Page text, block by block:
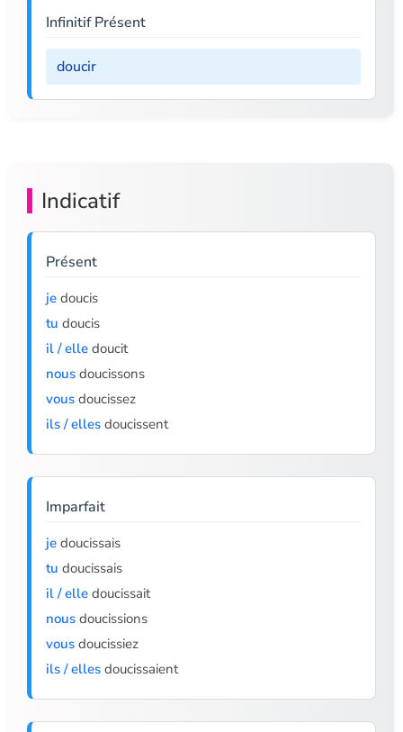
Infinitif Présent
doucir
Indicatif
Présent
je doucis
tu doucis
il / elle doucit
nous doucissons
vous doucissez
ils / elles doucissent
Imparfait
je doucissais
tu doucissais
il / elle doucissait
nous doucissions
vous doucissiez
ils / elles doucissaient